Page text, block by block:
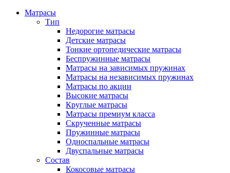
Матрасы
Тип
Недорогие матрасы
Детские матрасы
Тонкие ортопедические матрасы
Беспружинные матрасы
Матрасы на зависимых пружинах
Матрасы на независимых пружинах
Матрасы по акции
Высокие матрасы
Круглые матрасы
Матрасы премиум класса
Скрученные матрасы
Пружинные матрасы
Односпальные матрасы
Двуспальные матрасы
Состав
Кокосовые матрасы